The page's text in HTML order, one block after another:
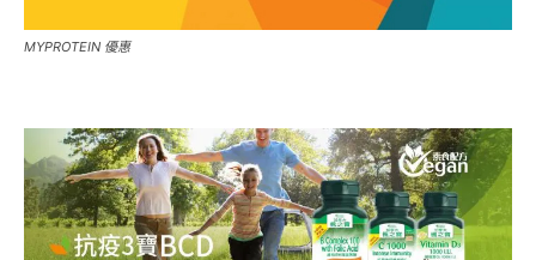
MYPROTEIN 優惠